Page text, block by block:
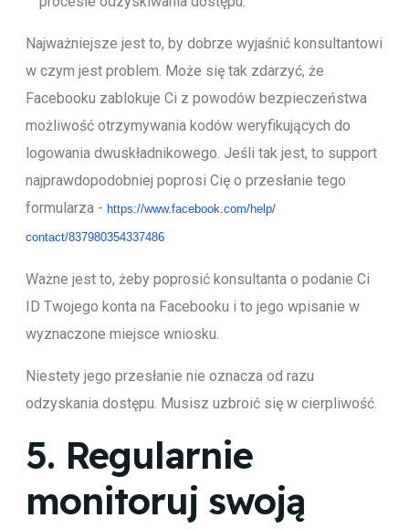
Najważniejsze jest to, by dobrze wyjaśnić konsultantowi
w czym jest problem. Może się tak zdarzyć, że
Facebooku zablokuje Ci z powodów bezpieczeństwa
możliwość otrzymywania kodów weryfikujących do
logowania dwuskładnikowego. Jeśli tak jest, to support
najprawdopodobniej poprosi Cię o przesłanie tego
formularza - https://www.facebook.com/help/
contact/837980354337486
Ważne jest to, żeby poprosić konsultanta o podanie Ci
ID Twojego konta na Facebooku i to jego wpisanie w
wyznaczone miejsce wniosku.
Niestety jego przesłanie nie oznacza od razu
odzyskania dostępu. Musisz uzbroić się w cierpliwość.
5. Regularnie
monitoruj swoją